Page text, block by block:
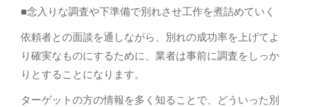
■念入りな調査や下準備で別れさせ工作を煮詰めていく
依頼者との面談を通しながら、別れの成功率を上げてよ
り確実なものにするために、業者は事前に調査をしっか
りとすることになります。
ターゲットの方の情報を多く知ることで、どういった別